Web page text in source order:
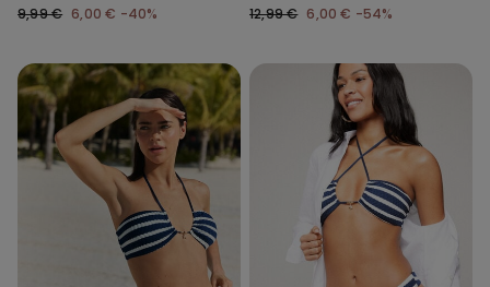
9,99 € 6,00 € -40%
12,99 € 6,00 € -54%